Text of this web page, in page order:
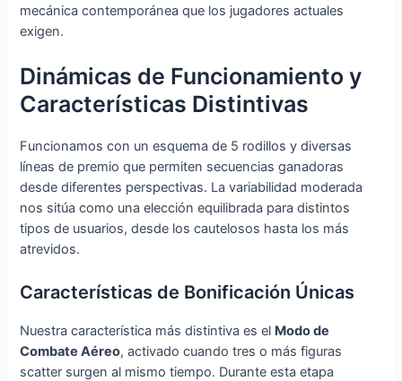
mecánica contemporánea que los jugadores actuales
exigen.
Dinámicas de Funcionamiento y
Características Distintivas
Funcionamos con un esquema de 5 rodillos y diversas
líneas de premio que permiten secuencias ganadoras
desde diferentes perspectivas. La variabilidad moderada
nos sitúa como una elección equilibrada para distintos
tipos de usuarios, desde los cautelosos hasta los más
atrevidos.
Características de Bonificación Únicas
Nuestra característica más distintiva es el Modo de
Combate Aéreo, activado cuando tres o más figuras
scatter surgen al mismo tiempo. Durante esta etapa